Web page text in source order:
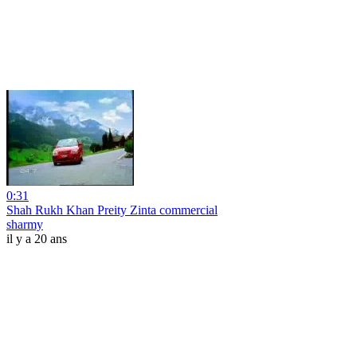
0:31
Shah Rukh Khan Preity Zinta commercial
sharmy
il y a 20 ans